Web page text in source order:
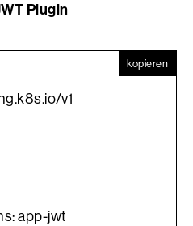
Plugin
kopieren
v1
app-jwt